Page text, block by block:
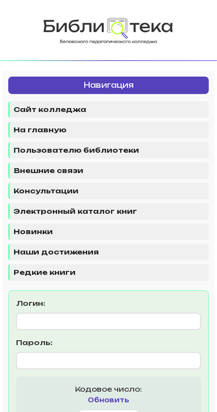
Навигация
Сайт колледжа
На главную
Пользователю библиотеки
Внешние связи
Консультации
Электронный каталог книг
Новинки
Наши достижения
Редкие книги
Логин:
Пароль:
Кодовое число:
Обновить